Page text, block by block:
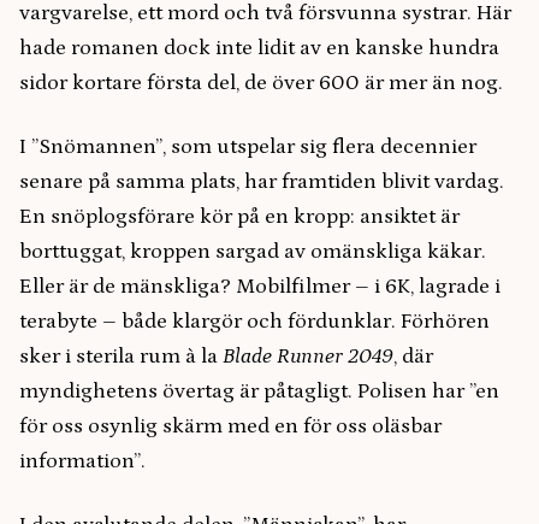
vargvarelse, ett mord och två försvunna systrar. Här
hade romanen dock inte lidit av en kanske hundra
sidor kortare första del, de över 600 är mer än nog.
I ”Snömannen”, som utspelar sig flera decennier
senare på samma plats, har framtiden blivit vardag.
En snöplogsförare kör på en kropp: ansiktet är
borttuggat, kroppen sargad av omänskliga käkar.
Eller är de mänskliga? Mobilfilmer – i 6K, lagrade i
terabyte – både klargör och fördunklar. Förhören
sker i sterila rum à la Blade Runner 2049, där
myndighetens övertag är påtagligt. Polisen har ”en
för oss osynlig skärm med en för oss oläsbar
information”.